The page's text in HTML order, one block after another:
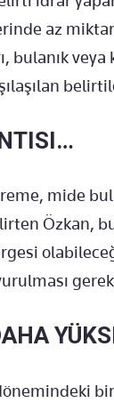
az
bulanık
mide
Özkan,